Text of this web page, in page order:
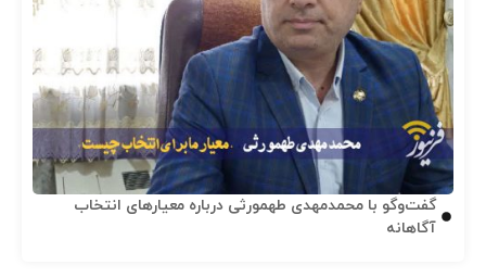
گفت‌وگو با محمدمهدی طهمورثی درباره معیارهای انتخاب
آگاهانه